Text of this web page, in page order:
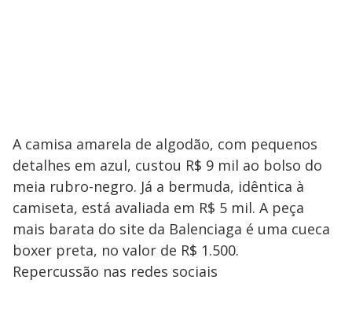
A camisa amarela de algodão, com pequenos
detalhes em azul, custou R$ 9 mil ao bolso do
meia rubro-negro. Já a bermuda, idêntica à
camiseta, está avaliada em R$ 5 mil. A peça
mais barata do site da Balenciaga é uma cueca
boxer preta, no valor de R$ 1.500.
Repercussão nas redes sociais